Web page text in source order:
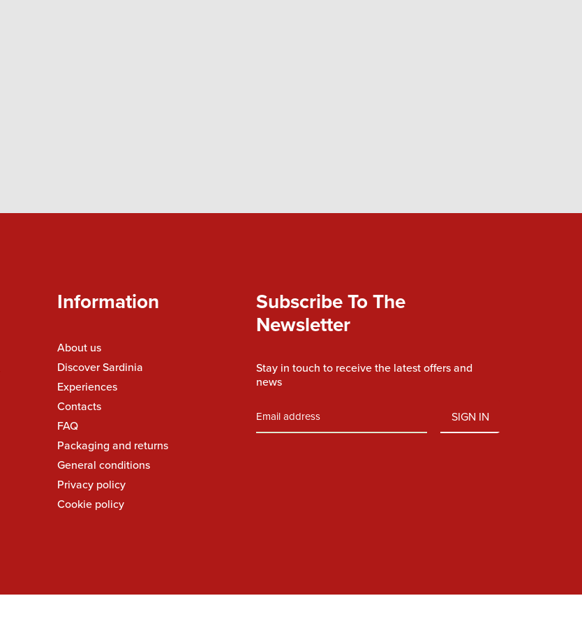
Information
About us
Discover Sardinia
Experiences
Contacts
FAQ
Packaging and returns
General conditions
Privacy policy
Cookie policy
Subscribe To The
Newsletter
Stay in touch to receive the latest offers and
news
SIGN IN